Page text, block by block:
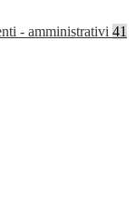
- amministrativi 41